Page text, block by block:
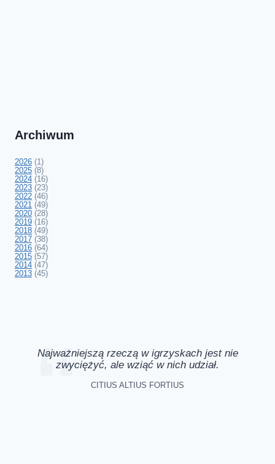
Archiwum
2026 (1)
2025 (8)
2024 (16)
2023 (23)
2022 (46)
2021 (49)
2020 (28)
2019 (16)
2018 (49)
2017 (38)
2016 (64)
2015 (57)
2014 (47)
2013 (45)
Najważniejszą rzeczą w igrzyskach jest nie
zwyciężyć, ale wziąć w nich udział.
CITIUS ALTIUS FORTIUS